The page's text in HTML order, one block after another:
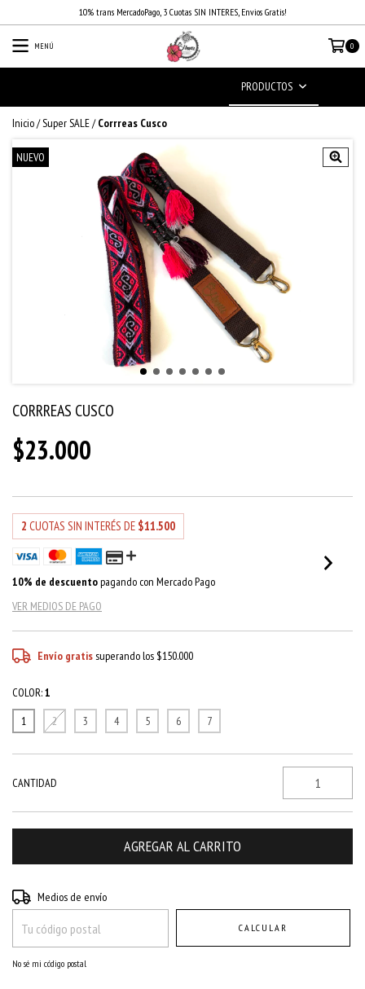
10% trans MercadoPago, 3 Cuotas SIN INTERES, Envios Gratis!
MENÚ 0
PRODUCTOS
Inicio/Super SALE/ Corrreas Cusco
NUEVO
CORRREAS CUSCO
$23.000
2 CUOTAS SIN INTERÉS DE $11.500
10% de descuentopagando con Mercado Pago
VER MEDIOS DE PAGO
Envío gratissuperando los $150.000
COLOR:1
1
2 3 4 5 6 7
CANTIDAD
Entregas para el CP:
Medios de envío
CALCULAR
No sé mi código postal